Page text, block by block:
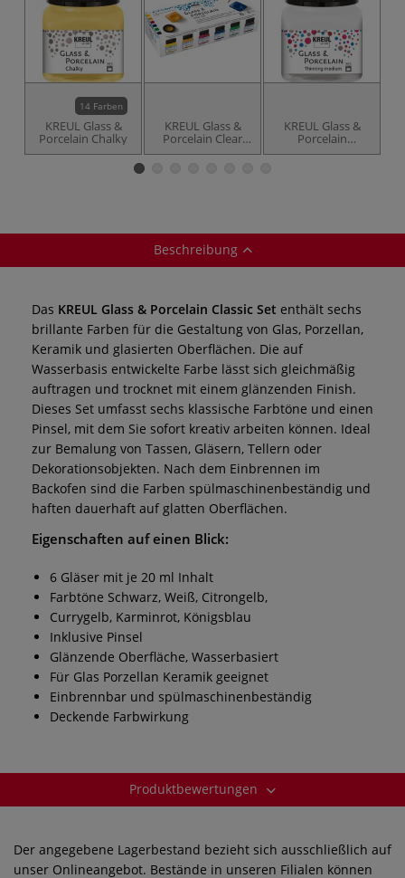
14 Farben
KREUL Glass &
Porcelain Chalky
KREUL Glass &
Porcelain Clear
Set
KREUL Glass &
Porcelain
Farbverdünner
Beschreibung
Das KREUL Glass & Porcelain Classic Set enthält sechs
brillante Farben für die Gestaltung von Glas, Porzellan,
Keramik und glasierten Oberflächen. Die auf
Wasserbasis entwickelte Farbe lässt sich gleichmäßig
auftragen und trocknet mit einem glänzenden Finish.
Dieses Set umfasst sechs klassische Farbtöne und einen
Pinsel, mit dem Sie sofort kreativ arbeiten können. Ideal
zur Bemalung von Tassen, Gläsern, Tellern oder
Dekorationsobjekten. Nach dem Einbrennen im
Backofen sind die Farben spülmaschinenbeständig und
haften dauerhaft auf glatten Oberflächen.
Eigenschaften auf einen Blick:
6 Gläser mit je 20 ml Inhalt
Farbtöne Schwarz, Weiß, Citrongelb,
Currygelb, Karminrot, Königsblau
Inklusive Pinsel
Glänzende Oberfläche, Wasserbasiert
Für Glas Porzellan Keramik geeignet
Einbrennbar und spülmaschinenbeständig
Deckende Farbwirkung
Produktbewertungen
Der angegebene Lagerbestand bezieht sich ausschließlich auf
unser Onlineangebot. Bestände in unseren Filialen können